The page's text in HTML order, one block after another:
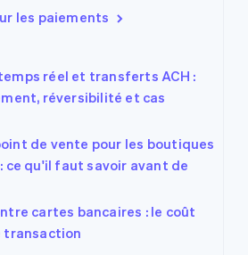
les paiements
réel et transferts ACH :
réversibilité et cas
de vente pour les boutiques
ce qu'il faut savoir avant de
cartes bancaires : le coût
transaction
中文